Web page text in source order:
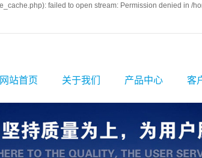
failed to open stream: Permission denied in /
网站首页 关于我们
企业文化
资质荣誉
产品中心
陶瓷防静电地板
全钢防静电地板
客
公